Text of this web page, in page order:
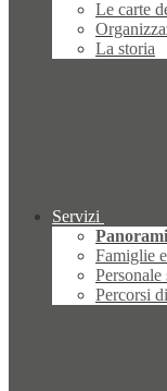
Le carte
La storia
Servizi
Famiglie
Personale
Percorsi